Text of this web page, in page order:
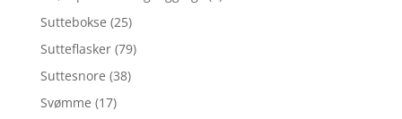
Suttebokse (25)
Sutteflasker (79)
Suttesnore (38)
Svømme (17)